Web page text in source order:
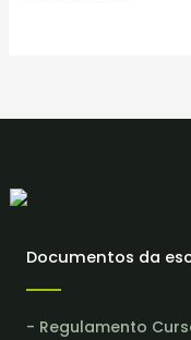
Documentos da
- Regulamento